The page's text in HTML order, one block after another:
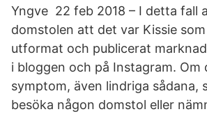
Yngve 22 feb 2018 – I detta fall
domstolen att det var Kissie
utformat och publicerat
i bloggen och på Instagram. Om
symptom, även lindriga sådana,
besöka någon domstol eller